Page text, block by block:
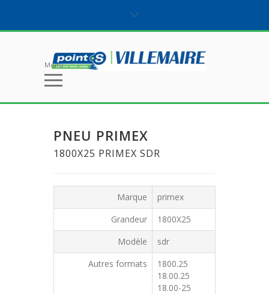
Menu
PNEU PRIMEX
1800X25 PRIMEX SDR
Marque
primex
Grandeur
1800X25
Modèle
sdr
Autres formats
1800.25
18.00.25
18.00-25